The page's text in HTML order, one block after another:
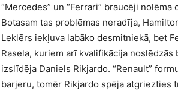
“Mercedes” un “Ferrari” braucēji
Botasam tas problēmas neradīja,
Leklērs iekļuva labāko desmitniekā, bet
Rasela, kuriem arī kvalifikācija
izslīdēja Daniels Rikjardo. “Renault”
barjeru, tomēr Rikjardo spēja atgriezties